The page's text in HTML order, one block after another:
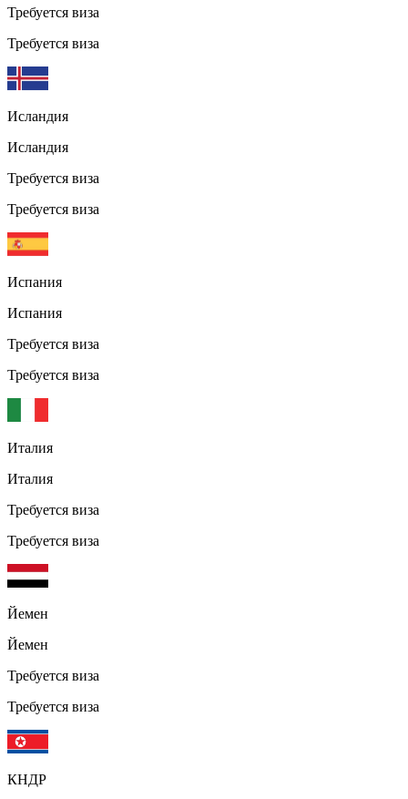
Требуется виза
Требуется виза
Исландия
Исландия
Требуется виза
Требуется виза
Испания
Испания
Требуется виза
Требуется виза
Италия
Италия
Требуется виза
Требуется виза
Йемен
Йемен
Требуется виза
Требуется виза
КНДР